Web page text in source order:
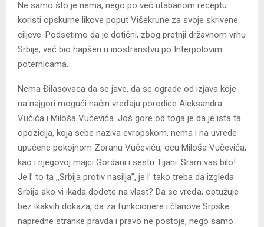
Ne samo što je nema, nego po već utabanom receptu
koristi opskurne likove poput Višekrune za svoje skrivene
ciljeve. Podsetimo da je dotični, zbog pretnji državnom vrhu
Srbije, već bio hapšen u inostranstvu po Interpolovim
poternicama.
Nema Đilasovaca da se jave, da se ograde od izjava koje
na najgori mogući način vređaju porodice Aleksandra
Vučića i Miloša Vučevića. Još gore od toga je da je ista ta
opozicija, koja sebe naziva evropskom, nema i na uvrede
upućene pokojnom Zoranu Vučeviću, ocu Miloša Vučevića,
kao i njegovoj majci Gordani i sestri Tijani. Sram vas bilo!
Je l’ to ta ,,Srbija protiv nasilja”, je l’ tako treba da izgleda
Srbija ako vi ikada dođete na vlast? Da se vređa, optužuje
bez ikakvih dokaza, da za funkcionere i članove Srpske
napredne stranke pravda i pravo ne postoje, nego samo